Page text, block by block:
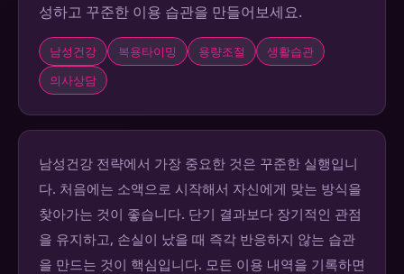
성하고 꾸준한 이용 습관을 만들어보세요.
남성건강 복용타이밍 용량조절
생활습관
의사상담
남성건강 전략에서 가장 중요한 것은 꾸준한 실행입니
다. 처음에는 소액으로 시작해서 자신에게 맞는 방식을
찾아가는 것이 좋습니다. 단기 결과보다 장기적인 관점
을 유지하고, 손실이 났을 때 즉각 반응하지 않는 습관
을 만드는 것이 핵심입니다. 모든 이용 내역을 기록하면